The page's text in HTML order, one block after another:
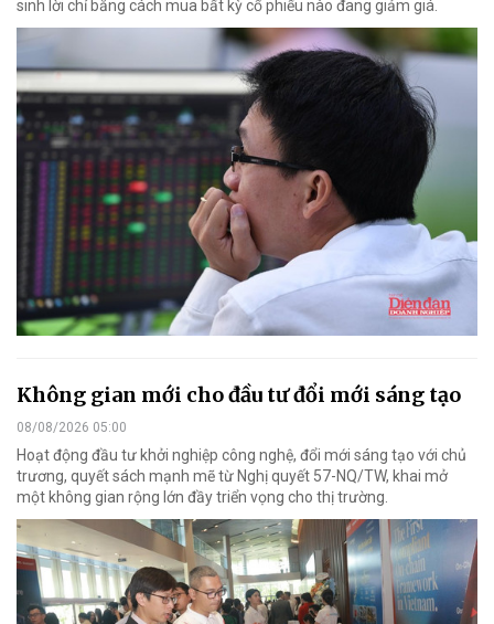
sinh lời chỉ bằng cách mua bất kỳ cổ phiếu nào đang giảm giá.
Không gian mới cho đầu tư đổi mới sáng tạo
08/08/2026 05:00
Hoạt động đầu tư khởi nghiệp công nghệ, đổi mới sáng tạo với chủ
trương, quyết sách mạnh mẽ từ Nghị quyết 57-NQ/TW, khai mở
một không gian rộng lớn đầy triển vọng cho thị trường.